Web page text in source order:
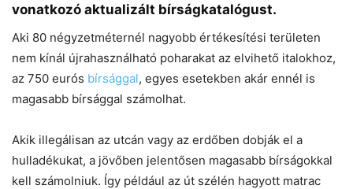
vonatkozó aktualizált bírságkatalógust.
Aki 80 négyzetméternél nagyobb értékesítési területen
nem kínál újrahasználható poharakat az elvihető italokhoz,
az 750 eurós bírsággal, egyes esetekben akár ennél is
magasabb bírsággal számolhat.
Akik illegálisan az utcán vagy az erdőben dobják el a
hulladékukat, a jövőben jelentősen magasabb bírságokkal
kell számolniuk. Így például az út szélén hagyott matrac
Chat Mr wAIste Close
Helló! Miben segíthetek ma?